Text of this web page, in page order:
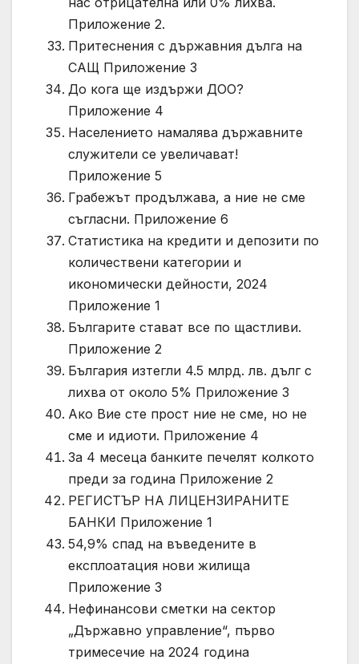
Приложение 2.
Притеснения с държавния дълга на
САЩ Приложение 3
До кога ще издържи ДОО?
Приложение 4
Населението намалява държавните
служители се увеличават!
Приложение 5
Грабежът продължава, а ние не сме
съгласни. Приложение 6
Статистика на кредити и депозити по
количествени категории и
икономически дейности, 2024
Приложение 1
Българите стават все по щастливи.
Приложение 2
България изтегли 4.5 млрд. лв. дълг с
лихва от около 5% Приложение 3
Ако Вие сте прост ние не сме, но не
сме и идиоти. Приложение 4
За 4 месеца банките печелят колкото
преди за година Приложение 2
РЕГИСТЪР НА ЛИЦЕНЗИРАНИТЕ
БАНКИ Приложение 1
54,9% спад на въведените в
експлоатация нови жилища
Приложение 3
Нефинансови сметки на сектор
„Държавно управление“, първо
тримесечие на 2024 година